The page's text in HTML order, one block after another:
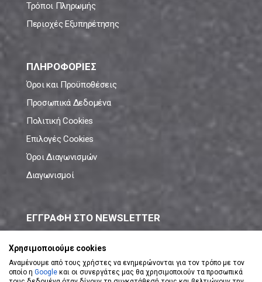
Τρόποι Πληρωμής
Περιοχές Εξυπηρέτησης
ΠΛΗΡΟΦΟΡΙΕΣ
Όροι και Προϋποθέσεις
Προσωπικά Δεδομένα
Πολιτική Cookies
Επιλογές Cookies
Όροι Διαγωνισμών
Διαγωνισμοί
ΕΓΓΡΑΦΗ ΣΤΟ NEWSLETTER
Χρησιμοποιούμε cookies
Αναμένουμε από τους χρήστες να ενημερώνονται για τον τρόπο με τον
οποίο η Google και οι συνεργάτες μας θα χρησιμοποιούν τα προσωπικά